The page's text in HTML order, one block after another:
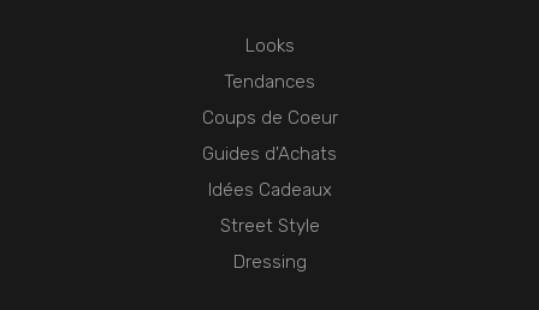
Looks
Tendances
Coups de Coeur
Guides d'Achats
Idées Cadeaux
Street Style
Dressing